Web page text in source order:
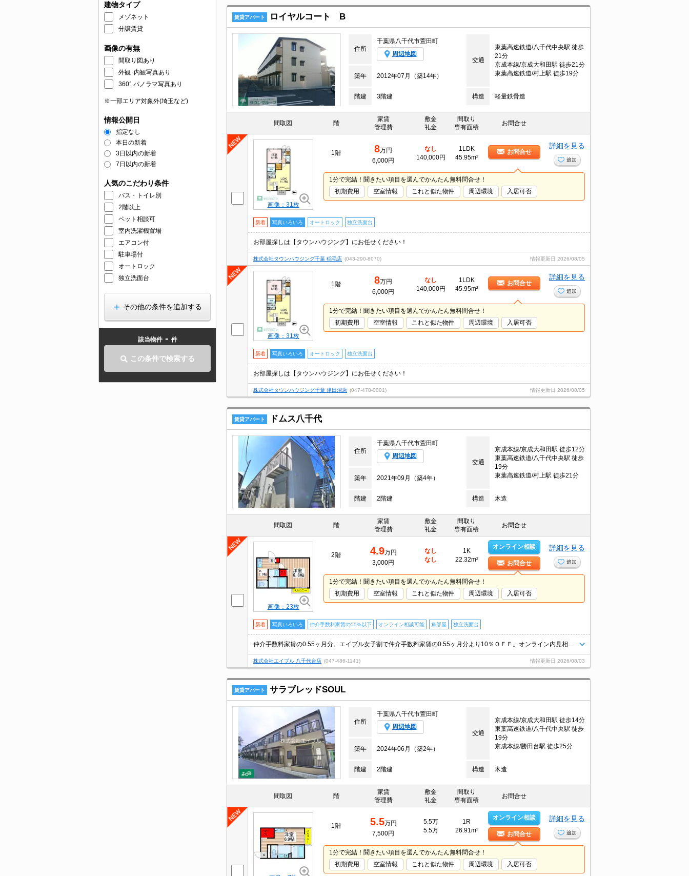
建物タイプ
メゾネット
分譲賃貸
画像の有無
間取り図あり
外観･内観写真あり
360° パノラマ写真あり
※一部エリア対象外(埼玉など)
情報公開日
指定なし
本日の新着
3日以内の新着
7日以内の新着
人気のこだわり条件
バス・トイレ別
2階以上
ペット相談可
室内洗濯機置場
エアコン付
駐車場付
オートロック
独立洗面台
その他の条件を追加する
該当物件 - 件
この条件で検索する
賃貸アパート ロイヤルコート B
住所
千葉県八千代市萱田町
周辺地図
交通
東葉高速鉄道/八千代中央駅 徒歩
21分
京成本線/京成大和田駅 徒歩21分
東葉高速鉄道/村上駅 徒歩19分
築年 2012年07月（築14年）
階建 3階建 構造 軽量鉄骨造
間取図 階
家賃
管理費
敷金
礼金
間取り
専有面積
お問合せ
画像：31枚
1階 8万円
6,000円
なし
140,000円
1LDK
45.95m²
お問合せ
詳細を見る
追加
1分で完結！聞きたい項目を選んでかんたん無料問合せ！
初期費用
空室情報 これと似た物件 周辺環境 入居可否
新着 写真いろいろ オートロック 独立洗面台
お部屋探しは【タウンハウジング】にお任せください！
株式会社タウンハウジング千葉 稲毛店 (043-290-8070) 情報更新日 2026/08/05
画像：31枚
1階 8万円
6,000円
なし
140,000円
1LDK
45.95m²
お問合せ
詳細を見る
追加
1分で完結！聞きたい項目を選んでかんたん無料問合せ！
初期費用
空室情報 これと似た物件 周辺環境 入居可否
新着 写真いろいろ オートロック 独立洗面台
お部屋探しは【タウンハウジング】にお任せください！
株式会社タウンハウジング千葉 津田沼店 (047-478-0001) 情報更新日 2026/08/05
賃貸アパート ドムス八千代
住所
千葉県八千代市萱田町
周辺地図
交通
京成本線/京成大和田駅 徒歩12分
東葉高速鉄道/八千代中央駅 徒歩
19分
東葉高速鉄道/村上駅 徒歩21分
築年 2021年09月（築4年）
階建 2階建 構造 木造
間取図 階
家賃
管理費
敷金
礼金
間取り
専有面積
お問合せ
画像：23枚
2階 4.9万円
3,000円
なし
なし
1K
22.32m²
オンライン相談
お問合せ
詳細を見る
追加
1分で完結！聞きたい項目を選んでかんたん無料問合せ！
初期費用
空室情報 これと似た物件 周辺環境 入居可否
新着 写真いろいろ 仲介手数料家賃の55%以下 オンライン相談可能 角部屋 独立洗面台
株式会社エイブル 八千代台店 (047-486-1141) 情報更新日 2026/08/03
賃貸アパート サラブレッドSOUL
住所
千葉県八千代市萱田町
周辺地図
交通
京成本線/京成大和田駅 徒歩14分
東葉高速鉄道/八千代中央駅 徒歩
19分
京成本線/勝田台駅 徒歩25分
築年 2024年06月（築2年）
階建 2階建 構造 木造
間取図 階
家賃
管理費
敷金
礼金
間取り
専有面積
お問合せ
1階 5.5万円
7,500円
5.5万
5.5万
1R
26.91m²
オンライン相談
お問合せ
詳細を見る
追加
1分で完結！聞きたい項目を選んでかんたん無料問合せ！
初期費用
空室情報 これと似た物件 周辺環境 入居可否